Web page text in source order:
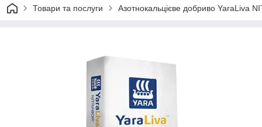
Товари та послуги Азотнокальцієве добриво YaraLiva